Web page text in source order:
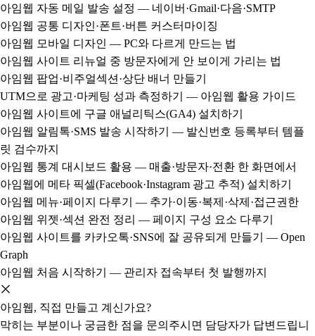
아임웹 자동 메일 발송 설정 — 네이버·Gmail·다음·SMTP
아임웹 공통 디자인·폰트·버튼 커스터마이징
아임웹 모바일 디자인 — PC와 다르게 만드는 법
아임웹 사이트 리뉴얼 중 방문자에게 안 보이게 가리는 법
아임웹 팝업·비주얼섹션·상단 배너 만들기
UTM으로 광고·마케팅 성과 측정하기 — 아임웹 활용 가이드
아임웹 사이트에 구글 애널리틱스(GA4) 설치하기
아임웹 알림톡·SMS 발송 시작하기 — 발신번호 등록부터 템플
릿 검수까지
아임웹 통계 대시보드 활용 — 매출·방문자·전환 한 화면에서
아임웹에 메타 픽셀(Facebook·Instagram 광고 추적) 설치하기
아임웹 메뉴·페이지 다루기 — 추가·이동·복제·삭제·접근권한
아임웹 위젯·섹션 완전 정리 — 페이지 구성 요소 다루기
아임웹 사이트를 카카오톡·SNS에 잘 공유되게 만들기 — Open
Graph
아임웹 처음 시작하기 — 관리자 접속부터 첫 발행까지
아임웹, 직접 만들고 계신가요?
막히는 부분이나 궁금한 점을 문의주시면 담당자가 답변드립니